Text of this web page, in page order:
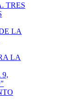
TRES
LA
LA
9,